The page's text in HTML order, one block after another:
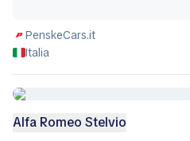
PenskeCars.it
Italia
Alfa Romeo Stelvio